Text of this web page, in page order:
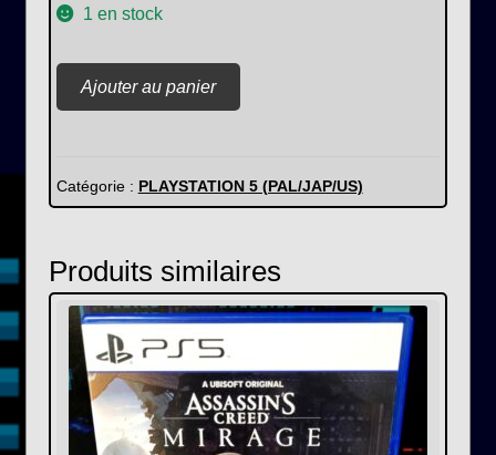
1 en stock
de
Stars
Ajouter au panier
Catégorie : PLAYSTATION 5 (PAL/JAP/US)
Produits similaires